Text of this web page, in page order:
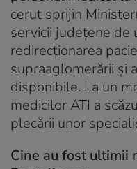
cerut sprijin
servicii judeţene de
redirecţionarea
supraaglomerării şi
disponibile. La un
medicilor ATI a
plecării unor
Cine au fost ultimii